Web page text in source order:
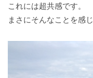
これには超共感です。
まさにそんなことを感